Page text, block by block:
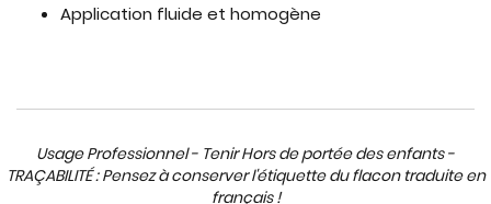
Application fluide et homogène
Usage Professionnel - Tenir Hors de portée des enfants -
TRAÇABILITÉ : Pensez à conserver l'étiquette du flacon traduite en
français !